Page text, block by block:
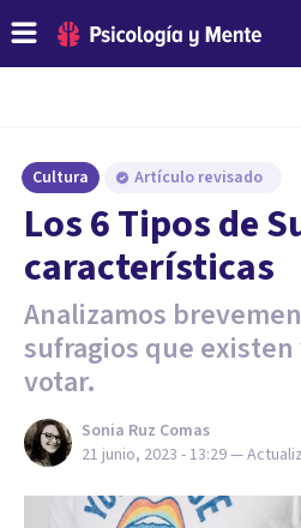
Cultura Artículo revisado
Los 6 Tipos de
características
Analizamos
sufragios que
votar.
Sonia Ruz Comas
21 junio, 2023 - 13:29—